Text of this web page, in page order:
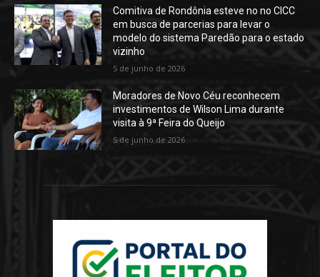
Comitiva de Rondônia esteve no no CICC
em busca de parcerias para levar o
modelo do sistema Paredão para o estado
vizinho
5 de junho de 2026
Moradores de Novo Céu reconhecem
investimentos de Wilson Lima durante
visita à 9ª Feira do Queijo
5 de junho de 2026